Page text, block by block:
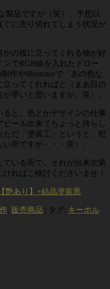
製品ですが（笑）、予想以
ぐに売り切れてしまう状況が
の役に立ってくれる物が好
でRGB値を入れたドロー
作やIllustratorで「あの色な
ってくれればと（まあ目の
早いと思いますが。笑）。
と、色とかデザインの仕事
ール出来てちょっと誇らし
だ「塗装工」というと、犯
所ですが・・・笑）。
いる所で、それが出来次第
ればご検討くださいませ！
艶あり】+結晶塗装黒
, 販売商品 | タグ: キーホル